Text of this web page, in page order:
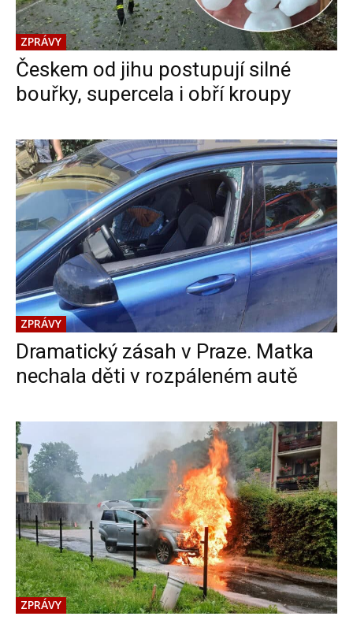
ZPRÁVY
Českem od jihu postupují silné
bouřky, supercela i obří kroupy
ZPRÁVY
Dramatický zásah v Praze. Matka
nechala děti v rozpáleném autě
ZPRÁVY